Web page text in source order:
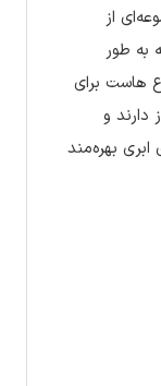
از
به طور
هاست برای
دارند و
بهره‌مند